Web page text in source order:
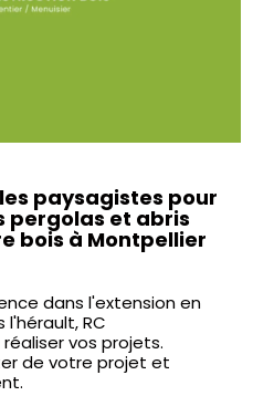
paysagistes pour
pergolas et abris
bois à Montpellier
dans l'extension en
RC
vos projets.
de votre projet et